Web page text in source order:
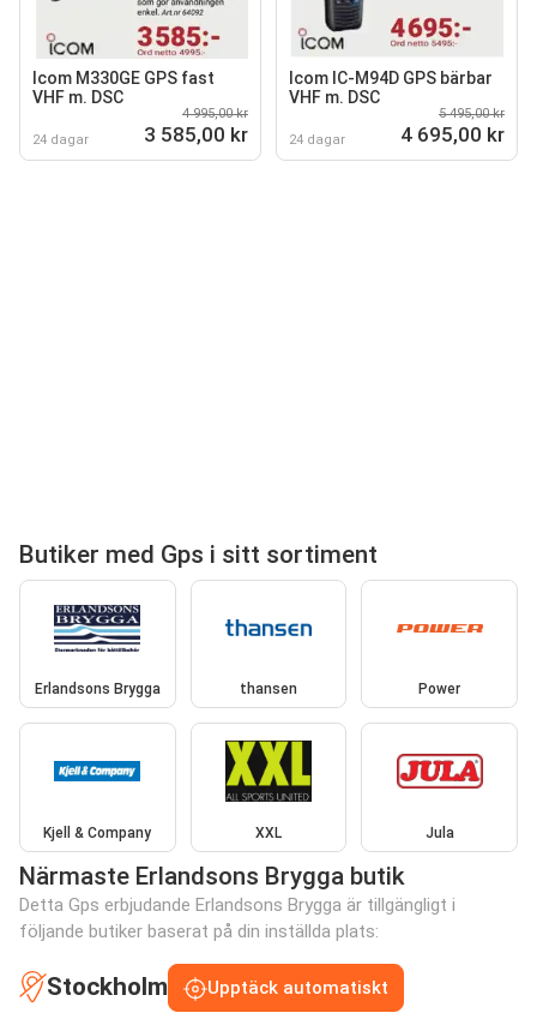
Icom M330GE GPS fast
VHF m. DSC
24 dagar
4 995,00 kr
3 585,00 kr
Icom IC-M94D GPS bärbar
VHF m. DSC
24 dagar
5 495,00 kr
4 695,00 kr
Butiker med Gps i sitt sortiment
Erlandsons Brygga thansen Power
Kjell & Company XXL Jula
Närmaste Erlandsons Brygga butik
Detta Gps erbjudande Erlandsons Brygga är tillgängligt i
följande butiker baserat på din inställda plats:
Stockholm Upptäck automatiskt